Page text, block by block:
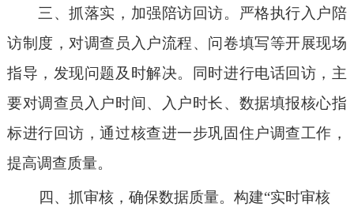
三、抓落实，加强陪访回访。
严格执行入户陪
访制度，对调查员入户流程、问卷填写等开展现场
指导，发现问题及时解决。同时进行电话回访，主
要对调查员入户时间、入户时长、数据填报核心指
标进行回访，通过核查进一步巩固住户调查工作，
提高调查质量。
四、抓审核，确保数据质量‌。 构建“实时审核